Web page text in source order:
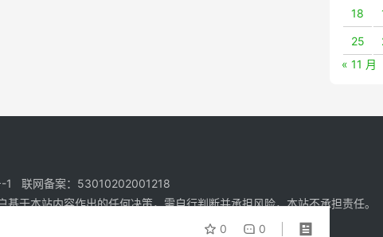
0 0
18
25
« 11 月
-1 联网备案：53010202001218
于本站内容作出的任何决策，需自行判断并承担风险，本站不承担责任。